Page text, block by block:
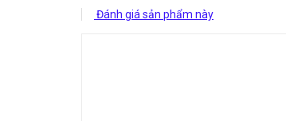
Đánh giá sản phẩm này